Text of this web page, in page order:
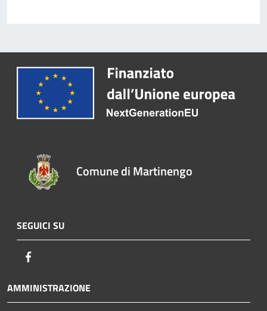
Comune di Martinengo
SEGUICI SU
AMMINISTRAZIONE